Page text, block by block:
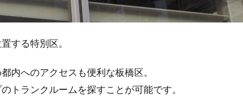
する特別区。
内へのアクセスも便利な板橋区。
トランクルームを探すことが可能です。